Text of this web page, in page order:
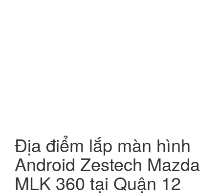
Địa điểm lắp màn hình
Android Zestech Mazda
MLK 360 tại Quận 12